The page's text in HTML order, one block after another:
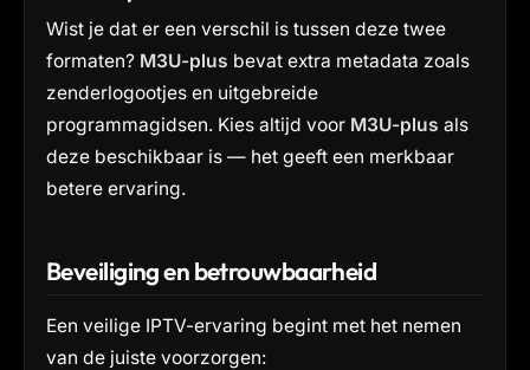
Wist je dat er een verschil is tussen deze twee
formaten? M3U-plus bevat extra metadata zoals
zenderlogootjes en uitgebreide
programmagidsen. Kies altijd voor M3U-plus als
deze beschikbaar is — het geeft een merkbaar
betere ervaring.
Beveiliging en betrouwbaarheid
Een veilige IPTV-ervaring begint met het nemen
van de juiste voorzorgen: